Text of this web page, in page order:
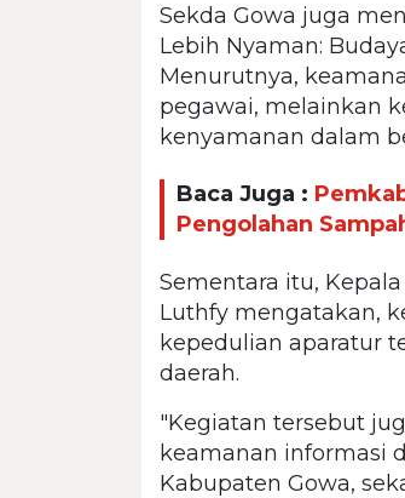
Sekda Gowa juga
Lebih Nyaman:
Menurutnya,
pegawai, melainkan
kenyamanan dalam
Baca Juga :
Pengolahan
Sementara itu,
Luthfy mengatakan,
kepedulian aparatur
daerah.
"Kegiatan tersebut
keamanan informasi
Kabupaten Gowa,